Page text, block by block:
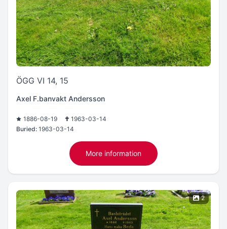
ÖGG VI 14, 15
Axel F.banvakt Andersson
1886-08-19
1963-03-14
Buried: 1963-03-14
More information
2